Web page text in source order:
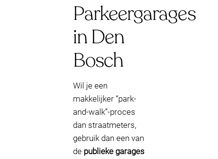
Parkeergarages
in Den
Bosch
Wil je een
makkelijker “park-
and-walk”-proces
dan straatmeters,
gebruik dan een van
de publieke garages